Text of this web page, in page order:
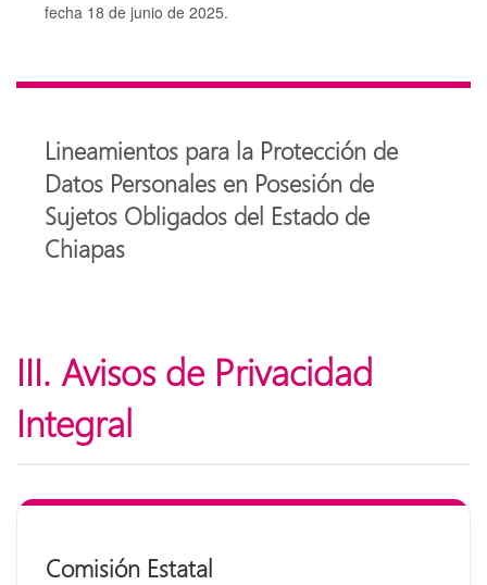
fecha 18 de junio de 2025.
Lineamientos para la Protección de
Datos Personales en Posesión de
Sujetos Obligados del Estado de
Chiapas
III. Avisos de Privacidad
Integral
Comisión Estatal